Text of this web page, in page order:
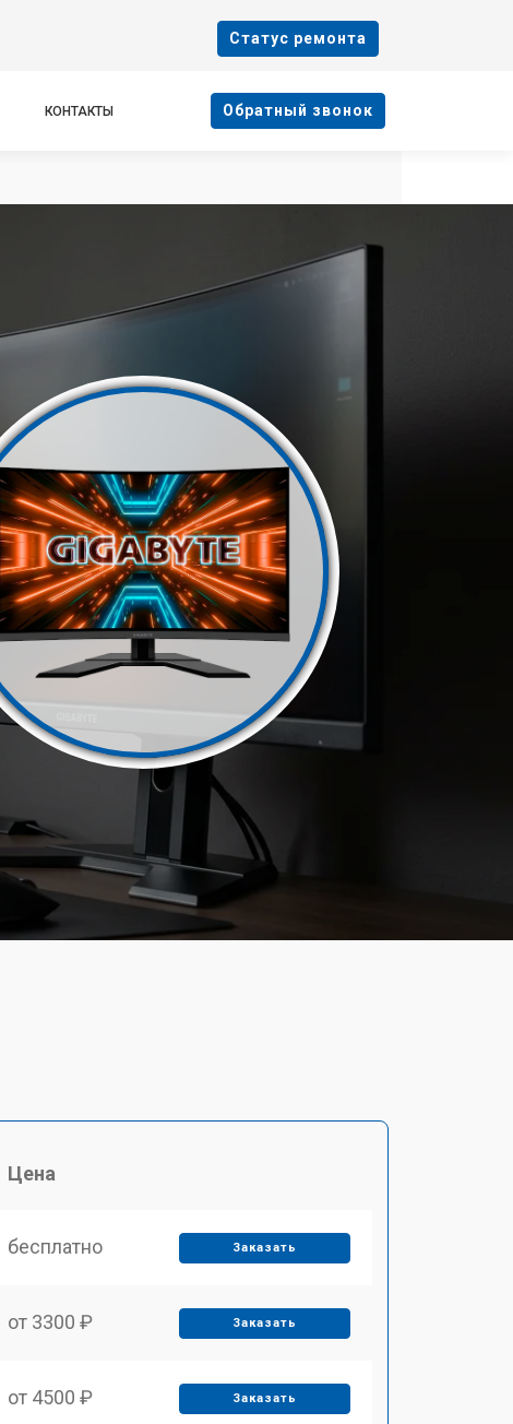
Cтатус ремонта
КОНТАКТЫ Oбратный звонок
Цена
бесплатно Заказать
от 3300 ₽ Заказать
от 4500 ₽ Заказать